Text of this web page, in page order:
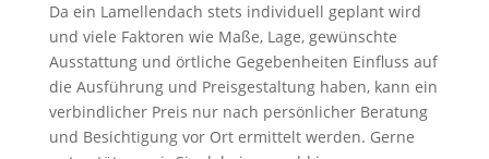
Da ein Lamellendach stets individuell geplant wird
und viele Faktoren wie Maße, Lage, gewünschte
Ausstattung und örtliche Gegebenheiten Einfluss auf
die Ausführung und Preisgestaltung haben, kann ein
verbindlicher Preis nur nach persönlicher Beratung
und Besichtigung vor Ort ermittelt werden. Gerne